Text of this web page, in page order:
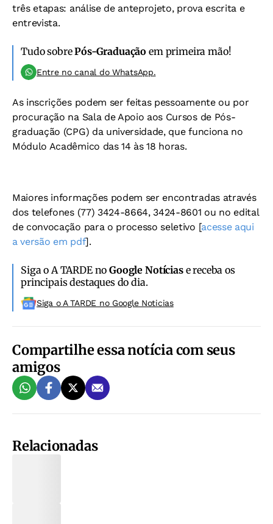
três etapas: análise de anteprojeto, prova escrita e
entrevista.
Tudo sobrePós-Graduação em primeira mão!
Entre no canal do WhatsApp.
As inscrições podem ser feitas pessoamente ou por
procuração na Sala de Apoio aos Cursos de Pós-
graduação (CPG) da universidade, que funciona no
Módulo Acadêmico das 14 às 18 horas.
Maiores informações podem ser encontradas através
dos telefones (77) 3424-8664, 3424-8601 ou no edital
de convocação para o processo seletivo [acesse aqui
a versão em pdf].
Siga o A TARDE noGoogle Notíciase receba os
principais destaques do dia.
Siga o A TARDE no Google Noticias
Compartilhe essa notícia com seus
amigos
Relacionadas